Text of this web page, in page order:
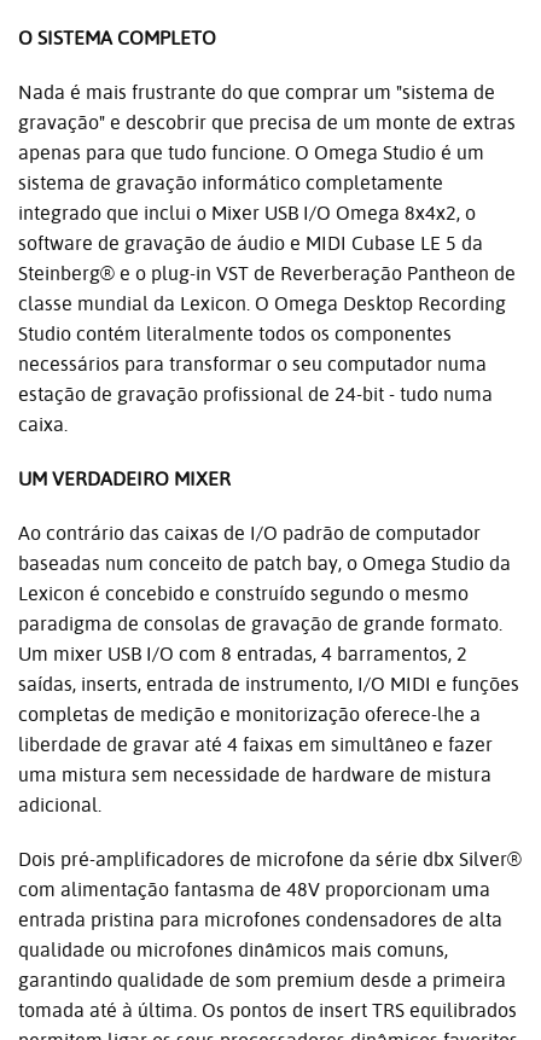
O SISTEMA COMPLETO
Nada é mais frustrante do que comprar um "sistema de
gravação" e descobrir que precisa de um monte de extras
apenas para que tudo funcione. O Omega Studio é um
sistema de gravação informático completamente
integrado que inclui o Mixer USB I/O Omega 8x4x2, o
software de gravação de áudio e MIDI Cubase LE 5 da
Steinberg® e o plug-in VST de Reverberação Pantheon de
classe mundial da Lexicon. O Omega Desktop Recording
Studio contém literalmente todos os componentes
necessários para transformar o seu computador numa
estação de gravação profissional de 24-bit - tudo numa
caixa.
UM VERDADEIRO MIXER
Ao contrário das caixas de I/O padrão de computador
baseadas num conceito de patch bay, o Omega Studio da
Lexicon é concebido e construído segundo o mesmo
paradigma de consolas de gravação de grande formato.
Um mixer USB I/O com 8 entradas, 4 barramentos, 2
saídas, inserts, entrada de instrumento, I/O MIDI e funções
completas de medição e monitorização oferece-lhe a
liberdade de gravar até 4 faixas em simultâneo e fazer
uma mistura sem necessidade de hardware de mistura
adicional.
Dois pré-amplificadores de microfone da série dbx Silver®
com alimentação fantasma de 48V proporcionam uma
entrada pristina para microfones condensadores de alta
qualidade ou microfones dinâmicos mais comuns,
garantindo qualidade de som premium desde a primeira
tomada até à última. Os pontos de insert TRS equilibrados